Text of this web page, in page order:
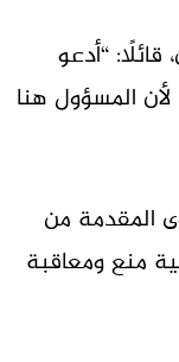
“أدعو
المسؤول هنا
المقدمة من
منع ومعاقبة